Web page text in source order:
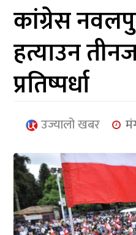
आर्थिक
मनोरञ्जन
खेलकुद
प्रबास
युनिकोड
कांग्रेस
हत्याउन
प्रतिष्पर्धा
उज्यालो खबर